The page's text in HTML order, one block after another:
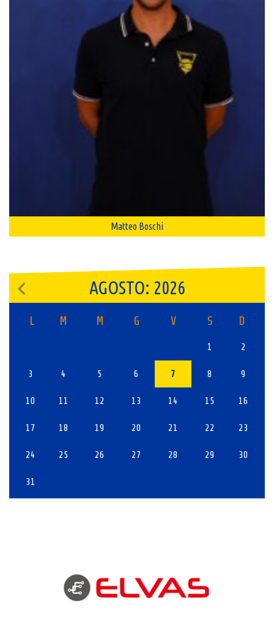
Matteo Boschi
AGOSTO: 2026
L M M G V S D
1 2
3 4 5 6 7 8 9
10 11 12 13 14 15 16
17 18 19 20 21 22 23
24 25 26 27 28 29 30
31